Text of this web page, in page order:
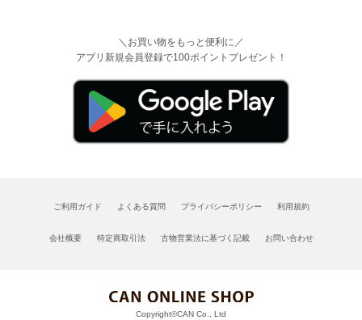
＼お買い物をもっと便利に／
アプリ新規会員登録で100ポイントプレゼント！
ご利用ガイド よくある質問 プライバシーポリシー 利用規約
会社概要 特定商取引法 古物営業法に基づく記載 お問い合わせ
Copyright©CAN Co., Ltd